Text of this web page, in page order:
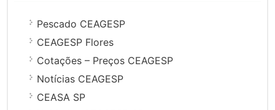
Pescado CEAGESP
CEAGESP Flores
Cotações – Preços CEAGESP
Notícias CEAGESP
CEASA SP